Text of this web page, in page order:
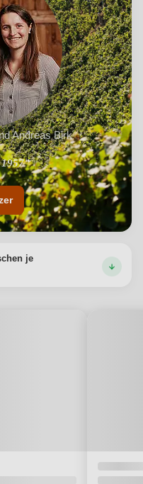
Andreas Birk
1957"
je